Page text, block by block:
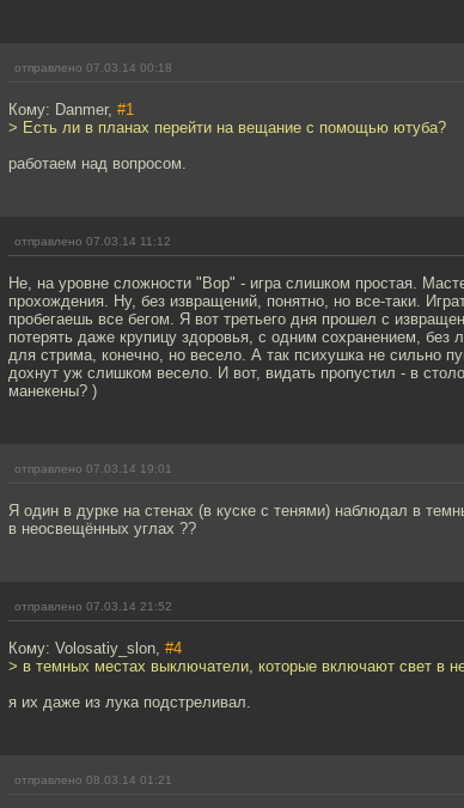
отправлено 07.03.14 00:18
Кому: Danmer, #1
> Есть ли в планах перейти на вещание с помощью ютуба?
работаем над вопросом.
отправлено 07.03.14 11:12
Не, на уровне сложности "Вор" - игра слишком простая.
прохождения. Ну, без извращений, понятно, но все-таки.
пробегаешь все бегом. Я вот третьего дня прошел с
потерять даже крупицу здоровья, с одним сохранением,
для стрима, конечно, но весело. А так психушка не сильно
дохнут уж слишком весело. И вот, видать пропустил - в
манекены? )
отправлено 07.03.14 19:01
Я один в дурке на стенах (в куске с тенями) наблюдал в
в неосвещённых углах ??
отправлено 07.03.14 21:52
Кому: Volosatiy_slon, #4
> в темных местах выключатели, которые включают свет в
я их даже из лука подстреливал.
отправлено 08.03.14 01:21